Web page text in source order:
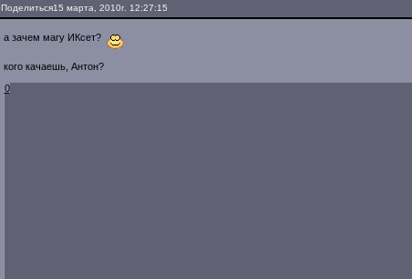
Поделиться15 марта, 2010г. 12:27:15
а зачем магу ИКсет?
кого качаешь, Антон?
0